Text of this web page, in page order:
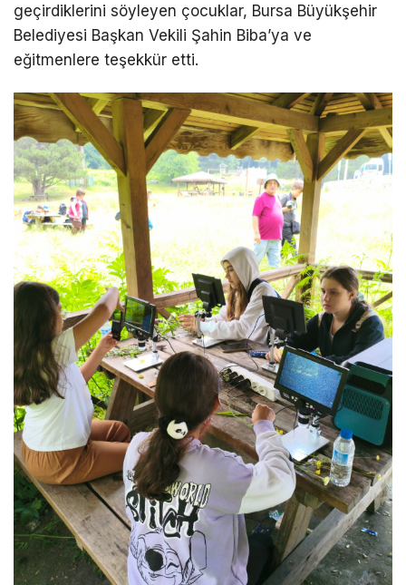
geçirdiklerini söyleyen çocuklar, Bursa Büyükşehir
Belediyesi Başkan Vekili Şahin Biba’ya ve
eğitmenlere teşekkür etti.